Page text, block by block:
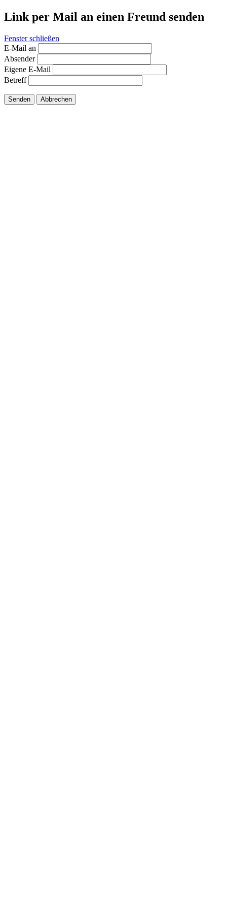
Link per Mail an einen Freund senden
Fenster schließen
E-Mail an
Absender
Eigene E-Mail
Betreff
Senden Abbrechen